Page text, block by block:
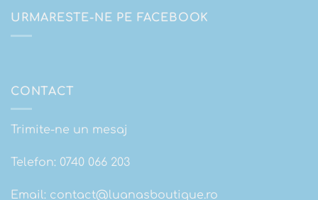
URMARESTE-NE PE FACEBOOK
CONTACT
Trimite-ne un mesaj
Telefon: 0740 066 203
Email: contact@luanasboutique.ro